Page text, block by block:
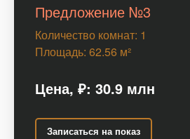
Предложение №3
Количество комнат: 1
Площадь: 62.56 м²
Цена, ₽: 30.9 млн
Записаться на показ